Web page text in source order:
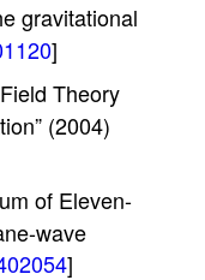
gravitational
]
Theory
(2004)
of Eleven-
wave
]